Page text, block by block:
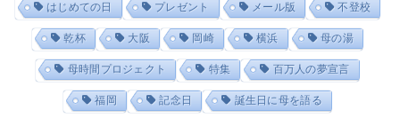
はじめての日 プレゼント メール版 不登校
乾杯 大阪 岡崎 横浜 母の湯
母時間プロジェクト 特集 百万人の夢宣言
福岡 記念日 誕生日に母を語る